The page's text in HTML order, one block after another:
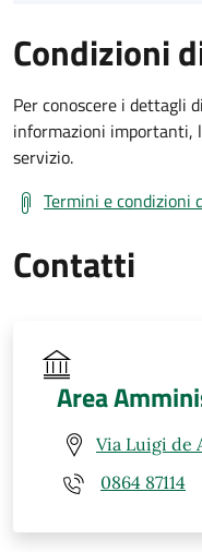
Condizioni
Per conoscere i dettagli
informazioni importanti,
servizio.
Termini e condizioni
Contatti
Area
Via Luigi de
0864 87114